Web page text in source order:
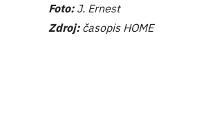
Foto: J. Ernest
Zdroj:časopis HOME